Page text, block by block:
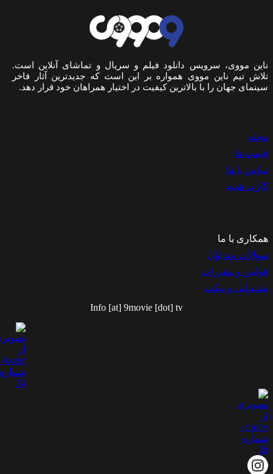
مووی، سرویس دانلود فیلم و سریال و تماشای آنلاین است.
تیم ناین مووی همواره بر این است که جدیدترین آثار فاخر
جهان را با بالاترین کیفیت در اختیار همراهان خود قرار دهد.
ها
با ما
هدیه
با ما
متداول
و مقررات
و تیکت
Info [at] 9movie [dot] tv